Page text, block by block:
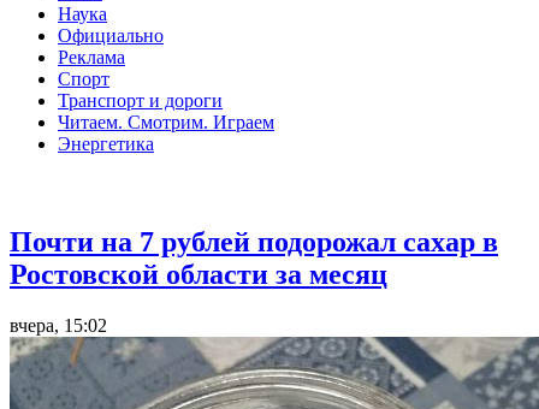
Наука
Официально
Реклама
Спорт
Транспорт и дороги
Читаем. Смотрим. Играем
Энергетика
Почти на 7 рублей подорожал сахар в
Ростовской области за месяц
вчера, 15:02